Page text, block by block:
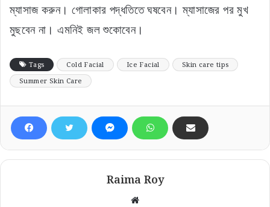
ম্যাসাজ করুন। গোলাকার পদ্ধতিতে ঘষবেন। ম্যাসাজের পর মুখ
মুছবেন না। এমনিই জল শুকোবেন।
Tags Cold Facial Ice Facial
Skin care tips
Summer Skin Care
Raima Roy
Website